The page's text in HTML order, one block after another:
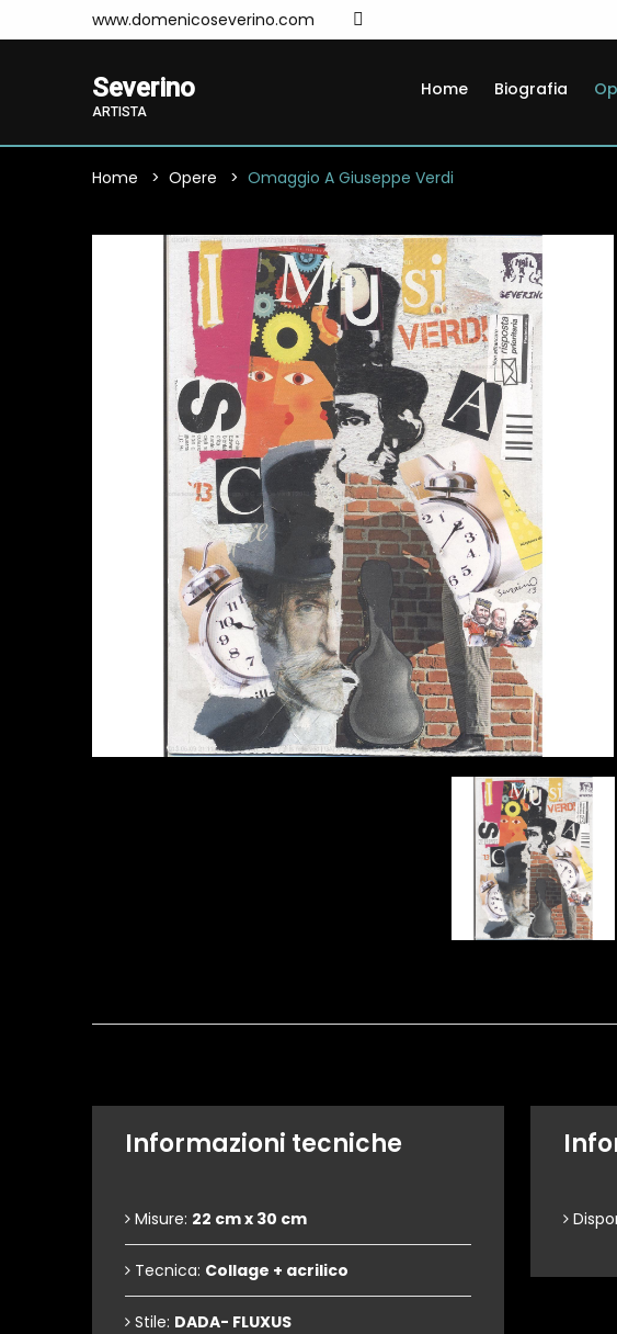
www.domenicoseverino.com
Severino
ARTISTA
Home Biografia
Home Opere Omaggio A Giuseppe Verdi
Informazioni tecniche
Misure: 22 cm x 30 cm
Tecnica: Collage + acrilico
Stile: DADA- FLUXUS